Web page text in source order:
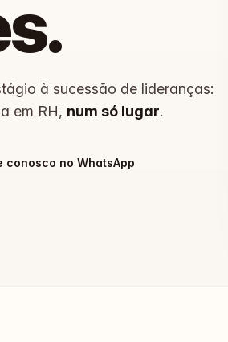
.
à sucessão de lideranças:
em RH, num só lugar.
conosco no WhatsApp